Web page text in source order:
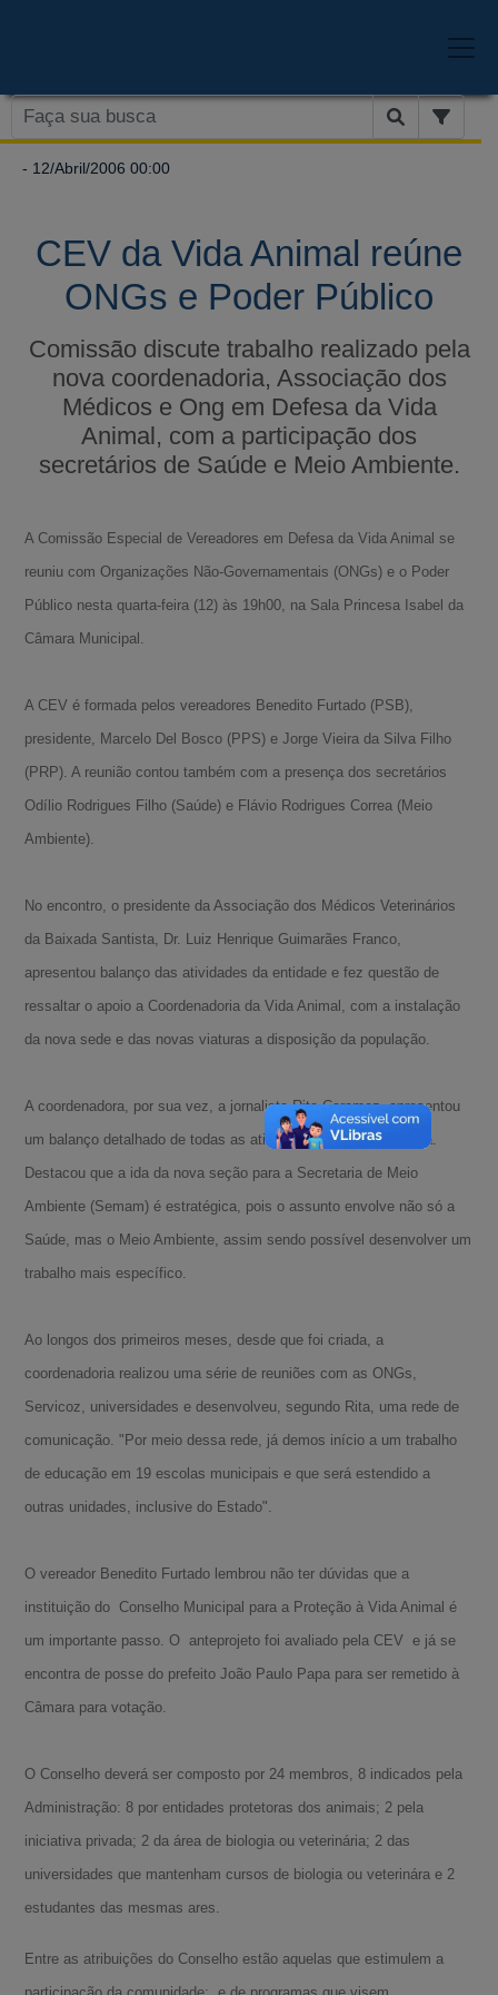
- 12/Abril/2006 00:00
CEV da Vida Animal reúne
ONGs e Poder Público
Comissão discute trabalho realizado pela
nova coordenadoria, Associação dos
Médicos e Ong em Defesa da Vida
Animal, com a participação dos
secretários de Saúde e Meio Ambiente.
A Comissão Especial de Vereadores em Defesa da Vida Animal se
reuniu com Organizações Não-Governamentais (ONGs) e o Poder
Público nesta quarta-feira (12) às 19h00, na Sala Princesa Isabel da
Câmara Municipal.
A CEV é formada pelos vereadores Benedito Furtado (PSB),
presidente, Marcelo Del Bosco (PPS) e Jorge Vieira da Silva Filho
(PRP). A reunião contou também com a presença dos secretários
Odílio Rodrigues Filho (Saúde) e Flávio Rodrigues Correa (Meio
Ambiente).
No encontro, o presidente da Associação dos Médicos Veterinários
da Baixada Santista, Dr. Luiz Henrique Guimarães Franco,
apresentou balanço das atividades da entidade e fez questão de
ressaltar o apoio a Coordenadoria da Vida Animal, com a instalação
da nova sede e das novas viaturas a disposição da população.
A coordenadora, por sua vez, a jornalista Rita Caramez, apresentou
um balanço detalhado de todas as atividades da Coordenadoria.
Destacou que a ida da nova seção para a Secretaria de Meio
Ambiente (Semam) é estratégica, pois o assunto envolve não só a
Saúde, mas o Meio Ambiente, assim sendo possível desenvolver um
trabalho mais específico.
Ao longos dos primeiros meses, desde que foi criada, a
coordenadoria realizou uma série de reuniões com as ONGs,
Servicoz, universidades e desenvolveu, segundo Rita, uma rede de
comunicação. "Por meio dessa rede, já demos início a um trabalho
de educação em 19 escolas municipais e que será estendido a
outras unidades, inclusive do Estado".
O vereador Benedito Furtado lembrou não ter dúvidas que a
instituição do Conselho Municipal para a Proteção à Vida Animal é
um importante passo. O anteprojeto foi avaliado pela CEV e já se
encontra de posse do prefeito João Paulo Papa para ser remetido à
Câmara para votação.
O Conselho deverá ser composto por 24 membros, 8 indicados pela
Administração: 8 por entidades protetoras dos animais; 2 pela
iniciativa privada; 2 da área de biologia ou veterinária; 2 das
universidades que mantenham cursos de biologia ou veterinára e 2
estudantes das mesmas ares.
Entre as atribuições do Conselho estão aquelas que estimulem a
participação da comunidade; e de programas que visem
A-